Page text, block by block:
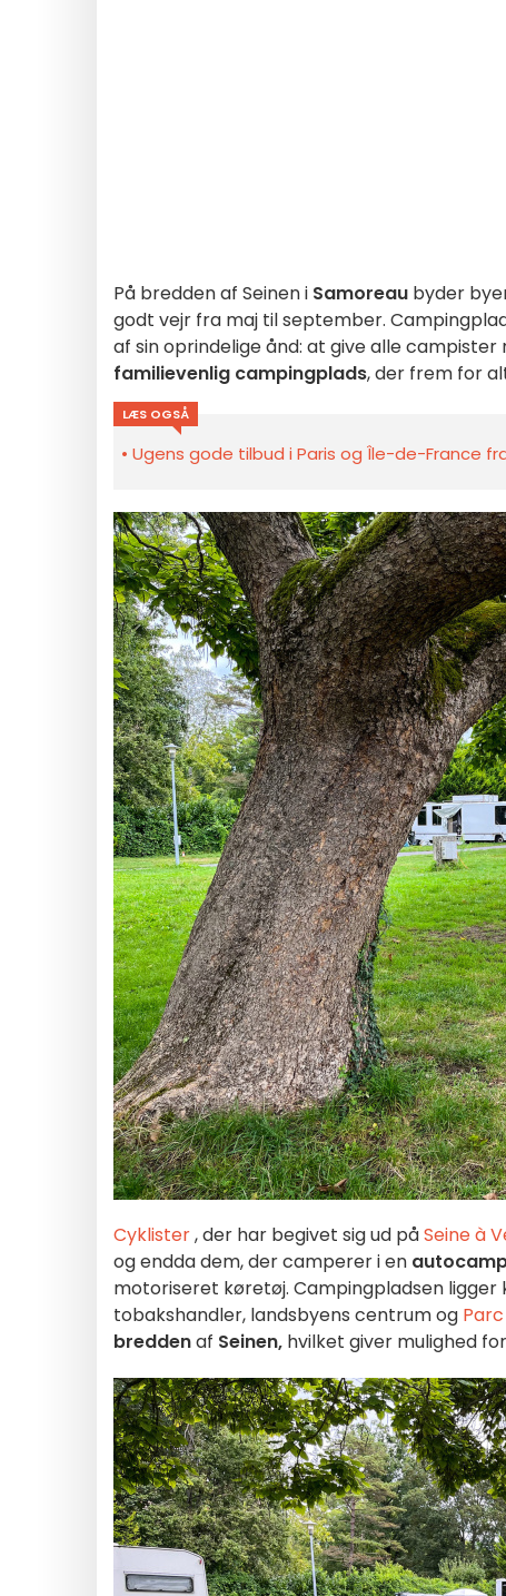
På bredden af Seinen i Samoreau byder
godt vejr fra maj til september.
af sin oprindelige ånd: at give alle
familievenlig campingplads, der frem for
LÆS OGSÅ
Ugens gode tilbud i Paris og Île-de-France
Cyklister, der har begivet sig ud påSeine à
og endda dem, der camperer i en
motoriseret køretøj. Campingpladsen
tobakshandler, landsbyens centrum og
breddenaf Seinen, hvilket giver mulighed